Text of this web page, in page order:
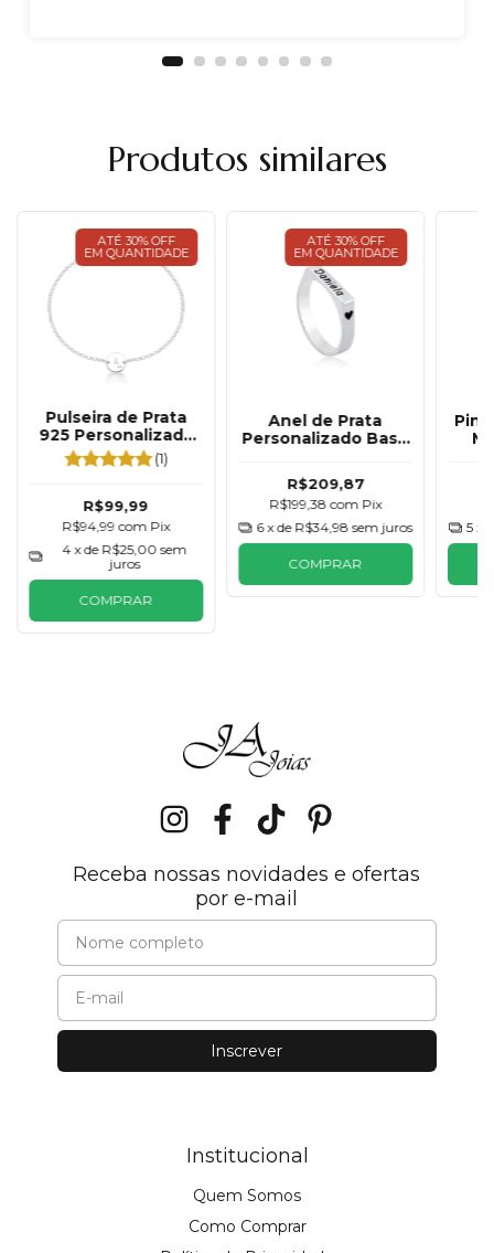
Produtos similares
ATÉ 30% OFF
EM QUANTIDADE
Pulseira de Prata
925 Personalizada
Mini Medalha Letra
(1)
R$99,99
R$94,99com Pix
4 x de R$25,00 sem
juros
COMPRAR
ATÉ 30% OFF
EM QUANTIDADE
Anel de Prata
Personalizado Base
R$209,87
R$199,38com Pix
6 x de R$34,98 sem juros
COMPRAR
5 x
Receba nossas novidades e ofertas
por e-mail
Institucional
Quem Somos
Como Comprar